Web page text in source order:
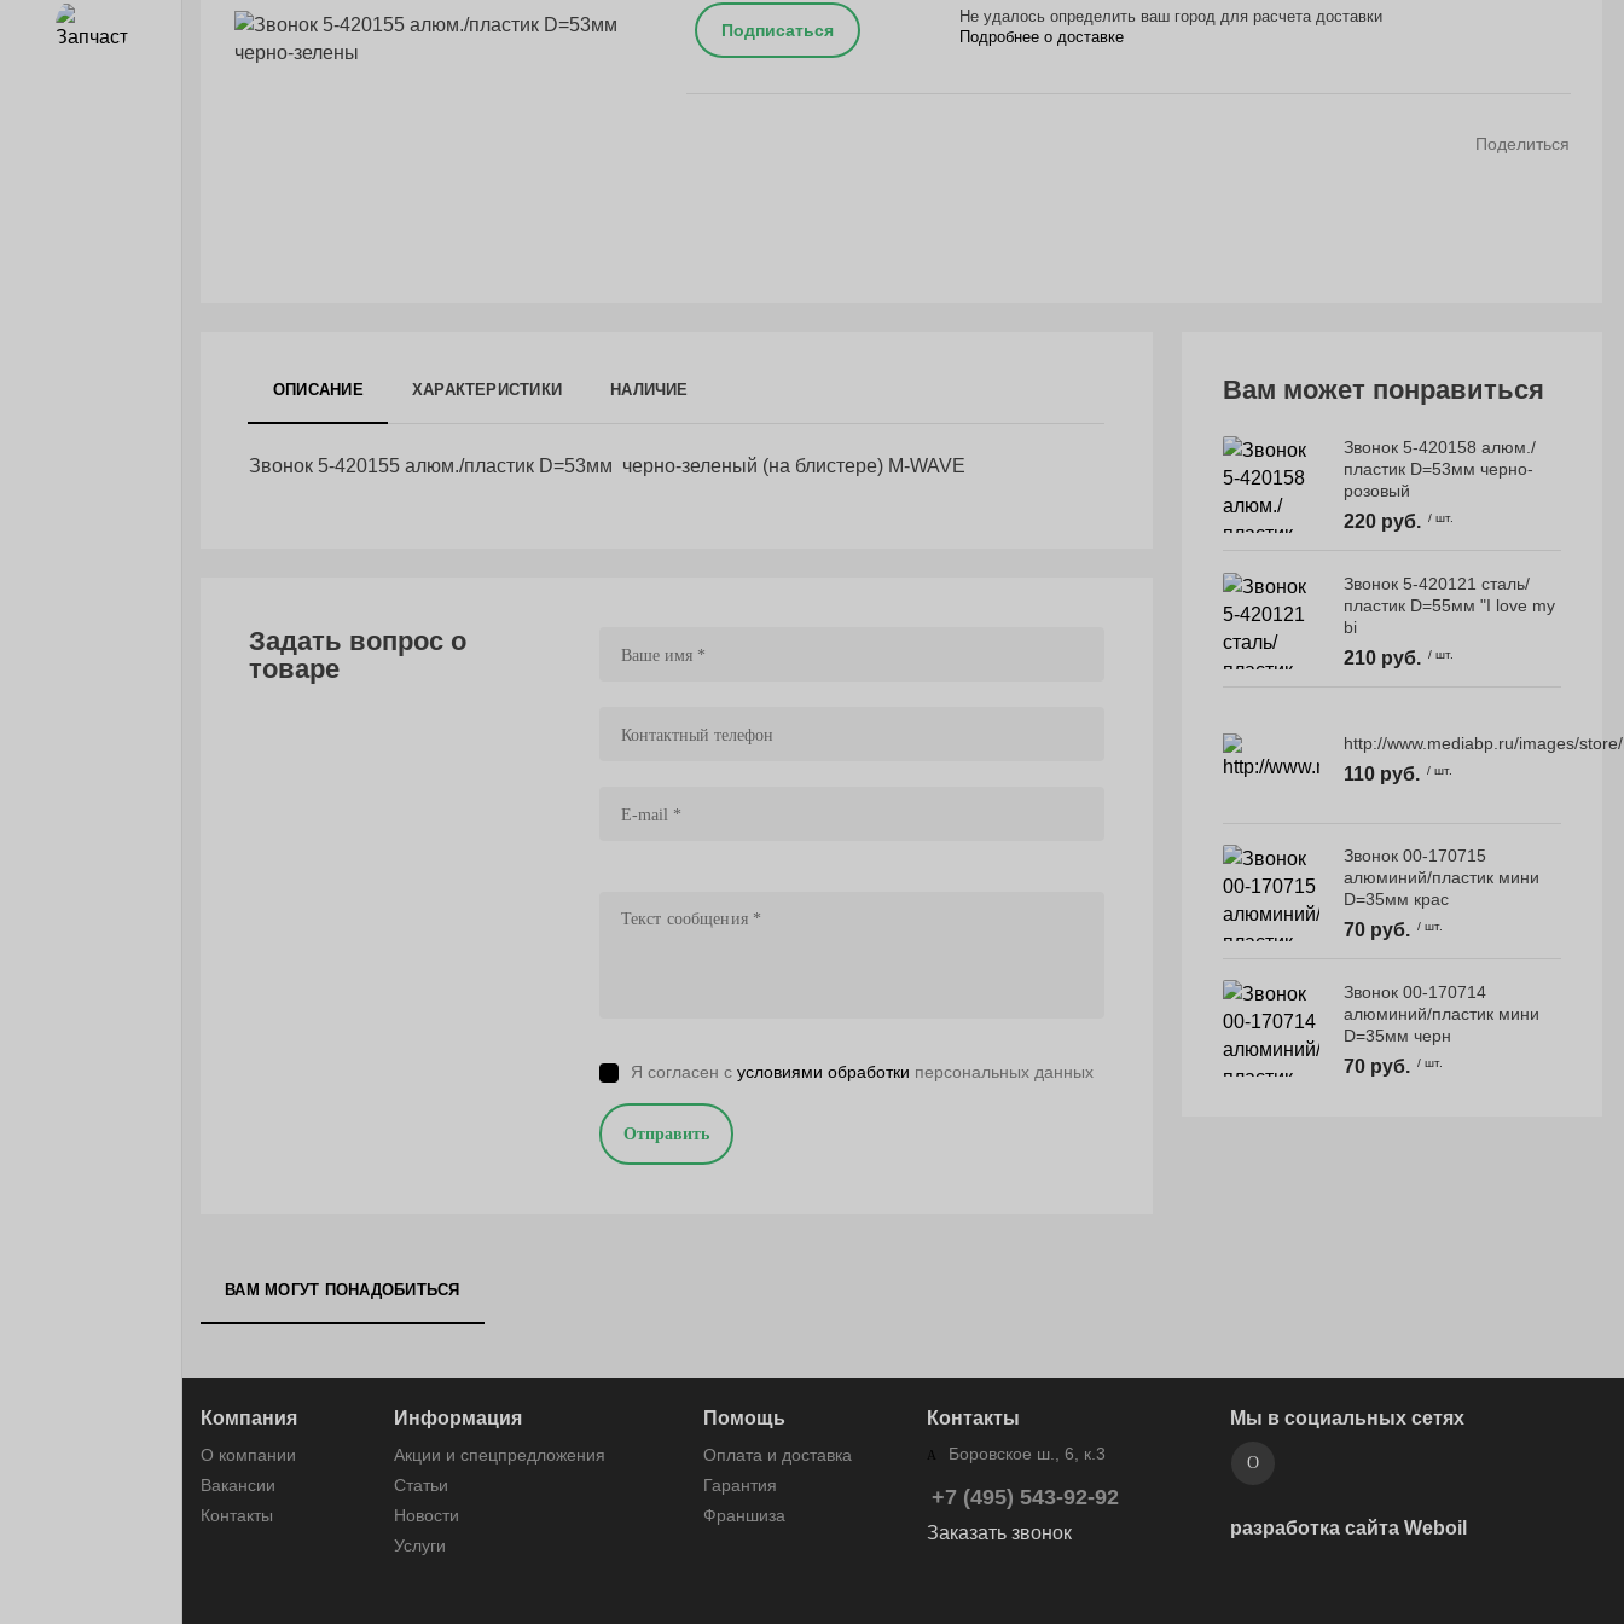
Запчасти Подписаться
Не удалось определить ваш город для расчета доставки
Подробнее о доставке
Поделиться
ОПИСАНИЕ ХАРАКТЕРИСТИКИ НАЛИЧИЕ
Звонок 5-420155 алюм./пластик D=53мм черно-зеленый (на блистере) M-WAVE
Задать вопрос о
товаре
Я согласен с условиями обработки персональных данных
Отправить
ВАМ МОГУТ ПОНАДОБИТЬСЯ
Вам может понравиться
Звонок 5-420158 алюм./
пластик D=53мм черно-
розовый
220 руб. / шт.
Звонок 5-420121 сталь/
пластик D=55мм "I love my
bi
210 руб. / шт.
http://www.mediabp.ru/images/
110 руб. / шт.
Звонок 00-170715
алюминий/пластик мини
D=35мм крас
70 руб. / шт.
Звонок 00-170714
алюминий/пластик мини
D=35мм черн
70 руб. / шт.
Компания
О компании
Вакансии
Контакты
Информация
Акции и спецпредложения
Статьи
Новости
Услуги
Помощь
Оплата и доставка
Гарантия
Франшиза
Контакты
Боровское ш., 6, к.3
+7 (495) 543-92-92
Заказать звонок
Мы в социальных сетях
разработка сайта Weboil